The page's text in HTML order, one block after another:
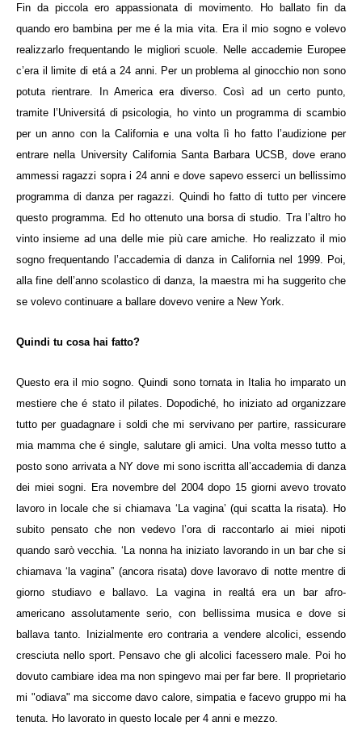
Fin da piccola ero appassionata di movimento. Ho ballato fin da
quando ero bambina per me é la mia vita. Era il mio sogno e volevo
realizzarlo frequentando le migliori scuole. Nelle accademie Europee
c’era il limite di etá a 24 anni. Per un problema al ginocchio non sono
potuta rientrare. In America era diverso. Così ad un certo punto,
tramite l’Universitá di psicologia, ho vinto un programma di scambio
per un anno con la California e una volta lì ho fatto l’audizione per
entrare nella University California Santa Barbara UCSB, dove erano
ammessi ragazzi sopra i 24 anni e dove sapevo esserci un bellissimo
programma di danza per ragazzi. Quindi ho fatto di tutto per vincere
questo programma. Ed ho ottenuto una borsa di studio. Tra l’altro ho
vinto insieme ad una delle mie più care amiche. Ho realizzato il mio
sogno frequentando l’accademia di danza in California nel 1999. Poi,
alla fine dell’anno scolastico di danza, la maestra mi ha suggerito che
se volevo continuare a ballare dovevo venire a New York.
Quindi tu cosa hai fatto?
Questo era il mio sogno. Quindi sono tornata in Italia ho imparato un
mestiere che é stato il pilates. Dopodiché, ho iniziato ad organizzare
tutto per guadagnare i soldi che mi servivano per partire, rassicurare
mia mamma che é single, salutare gli amici. Una volta messo tutto a
posto sono arrivata a NY dove mi sono iscritta all’accademia di danza
dei miei sogni. Era novembre del 2004 dopo 15 giorni avevo trovato
lavoro in locale che si chiamava ‘La vagina’ (qui scatta la risata). Ho
subito pensato che non vedevo l’ora di raccontarlo ai miei nipoti
quando sarò vecchia. ‘La nonna ha iniziato lavorando in un bar che si
chiamava ‘la vagina” (ancora risata) dove lavoravo di notte mentre di
giorno studiavo e ballavo. La vagina in realtá era un bar afro-
americano assolutamente serio, con bellissima musica e dove si
ballava tanto. Inizialmente ero contraria a vendere alcolici, essendo
cresciuta nello sport. Pensavo che gli alcolici facessero male. Poi ho
dovuto cambiare idea ma non spingevo mai per far bere. Il proprietario
mi "odiava" ma siccome davo calore, simpatia e facevo gruppo mi ha
tenuta. Ho lavorato in questo locale per 4 anni e mezzo.